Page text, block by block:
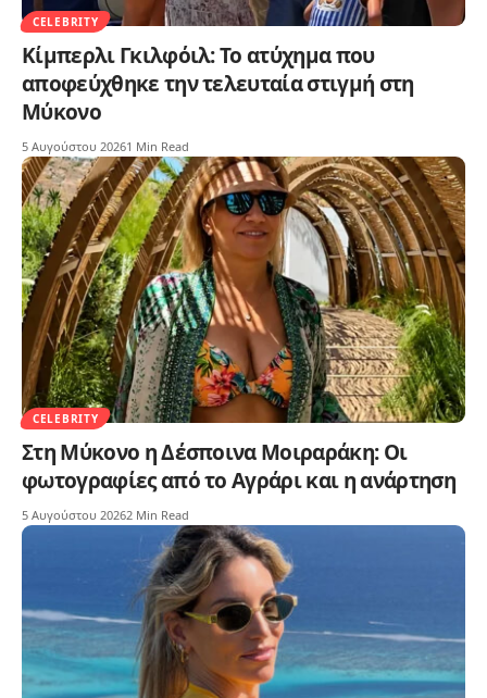
CELEBRITY
Κίμπερλι Γκιλφόιλ: Το ατύχημα που
αποφεύχθηκε την τελευταία στιγμή στη
Μύκονο
5 Αυγούστου 20261 Min Read
CELEBRITY
Στη Μύκονο η Δέσποινα Μοιραράκη: Οι
φωτογραφίες από το Αγράρι και η ανάρτηση
5 Αυγούστου 20262 Min Read